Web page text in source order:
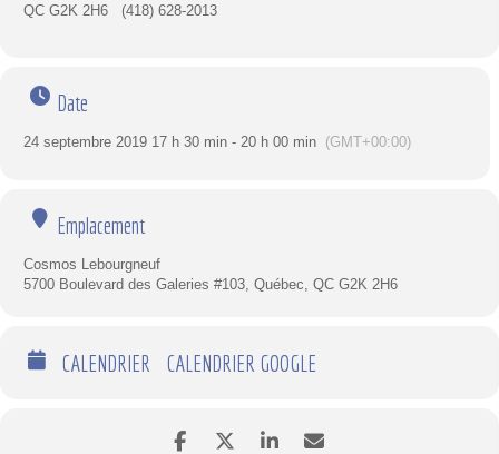
QC G2K 2H6 (418) 628-2013
Date
24 septembre 2019 17 h 30 min - 20 h 00 min (GMT+00:00)
Emplacement
Cosmos Lebourgneuf
5700 Boulevard des Galeries #103, Québec, QC G2K 2H6
CALENDRIER CALENDRIER GOOGLE